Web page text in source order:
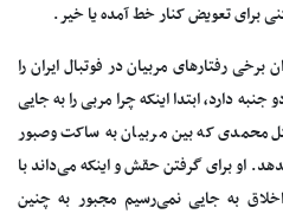
برای تعویض کنار خط آمده یا خیر.
رفتارهای مربیان در فوتبال ایران را
دارد، ابتدا اینکه چرا مربی را به جایی
که بین مربیان به ساکت وصبور
او برای گرفتن حقش و اینکه می‌داند با
به جایی نمی‌رسیم مجبور به چنین